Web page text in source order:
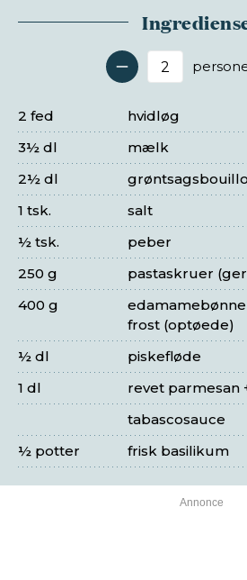
Antal
hvidløg
2 fed
mælk
3½ dl
2½ dl
salt
1 tsk.
peber
½ tsk.
pastaskruer
250 g
frost (optøede)
400 g
piskefløde
½ dl
revet parmesan
1 dl
tabascosauce
frisk basilikum
½ potter